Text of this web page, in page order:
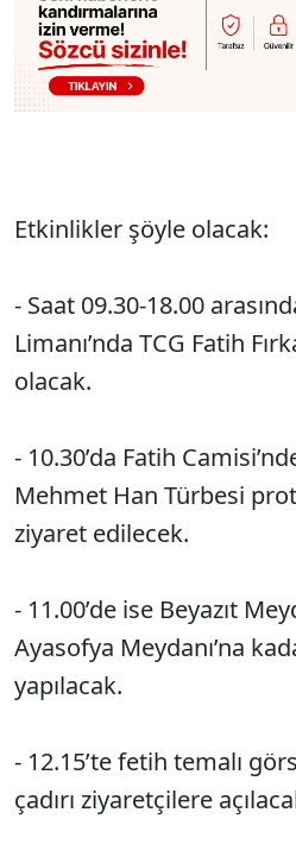
Etkinlikler şöyle olacak:
- Saat 09.30-18.00
Limanı’nda TCG Fatih
olacak.
- 10.30’da Fatih
Mehmet Han Türbesi
ziyaret edilecek.
- 11.00’de ise Beyazıt
Ayasofya Meydanı’na
yapılacak.
- 12.15’te fetih temalı
çadırı ziyaretçilere